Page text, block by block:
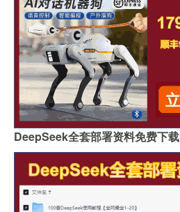
DeepSeek全套部署资料免费下载